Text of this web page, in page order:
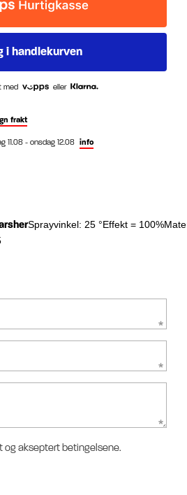
med eller
frakt
11.08 - onsdag 12.08 info
Sprayvinkel: 25 °Effekt =
og akseptert betingelsene.